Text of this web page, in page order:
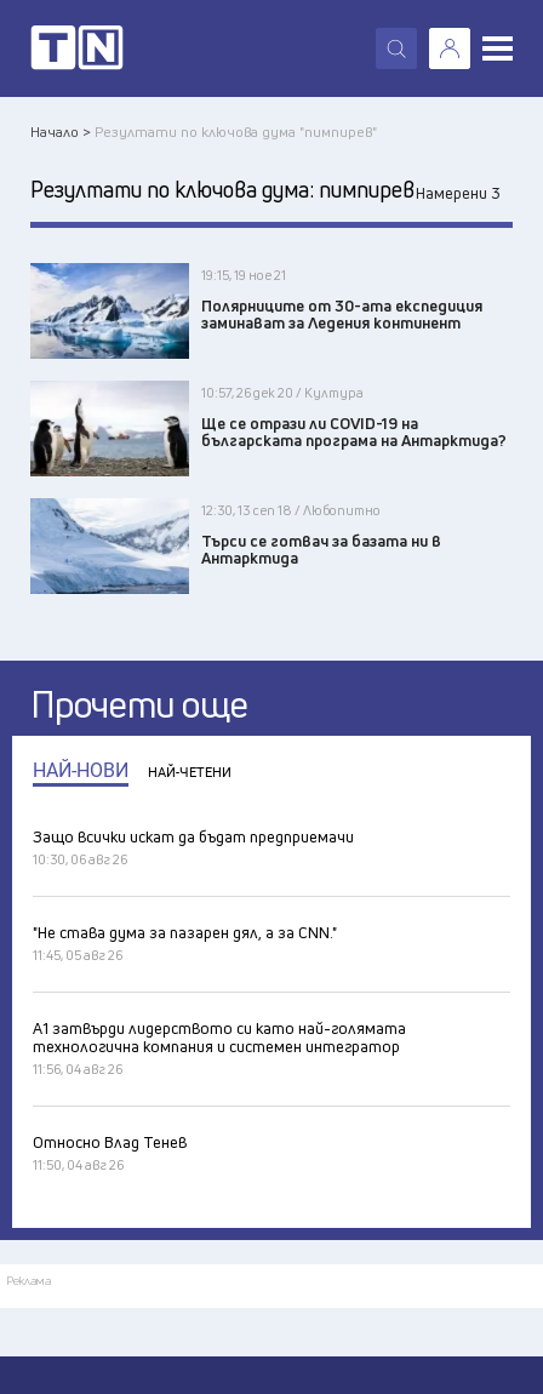
X
Начало > Резултати по ключова дума "пимпирев"
Резултати по ключова дума: пимпиревНамерени 3
19:15, 19 ное 21
Полярниците от 30-ата експедиция
заминават за Ледения континент
10:57, 26 дек 20 / Култура
Ще се отрази ли COVID-19 на
българската програма на Антарктида?
12:30, 13 сеп 18 / Любопитно
Търси се готвач за базата ни в
Антарктида
Прочети още
НАЙ-НОВИ НАЙ-ЧЕТЕНИ
Защо всички искат да бъдат предприемачи
10:30, 06 авг 26
"Не става дума за пазарен дял, а за CNN."
11:45, 05 авг 26
А1 затвърди лидерството си като най-голямата
технологична компания и системен интегратор
11:56, 04 авг 26
Относно Влад Тенев
11:50, 04 авг 26
Реклама